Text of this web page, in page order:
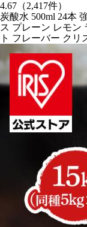
4.67（2,417件）
炭酸水 500ml 24本
ス プレーン レモン
ト フレーバー クリ